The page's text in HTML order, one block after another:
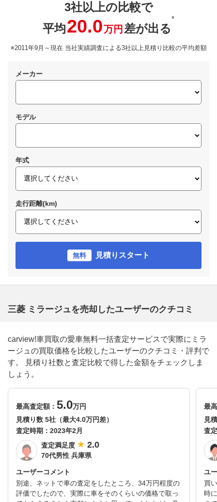
3社以上の比較で
平均20.0万円 差が出る
※
※2011年9月～現在 当社実績調査による3社以上見積り比較の平均差額
メーカー
モデル
年式
走行距離(km)
無料 見積りスタート
三菱 ミラージュを売却したユーザーのクチコミ
carview!車買取の愛車無料一括査定サービスで実際にミラ
ージュの買取価格を比較したユーザーのクチコミ・評判で
す。 見積り社数と査定比較で得した金額をチェックしま
しょう。
最高査定額： 5.0万円
見積り数 5社（最大4.0万円差）
査定時期： 2023年2月
査定満足度
2.0
70代男性 兵庫県
ユーザーコメント
別途、ネットで車の査定をしたところ、34万円程度の
評価でしたので、実際に車をそのくらいの価格で取っ
最
見
査
ユ
買
時